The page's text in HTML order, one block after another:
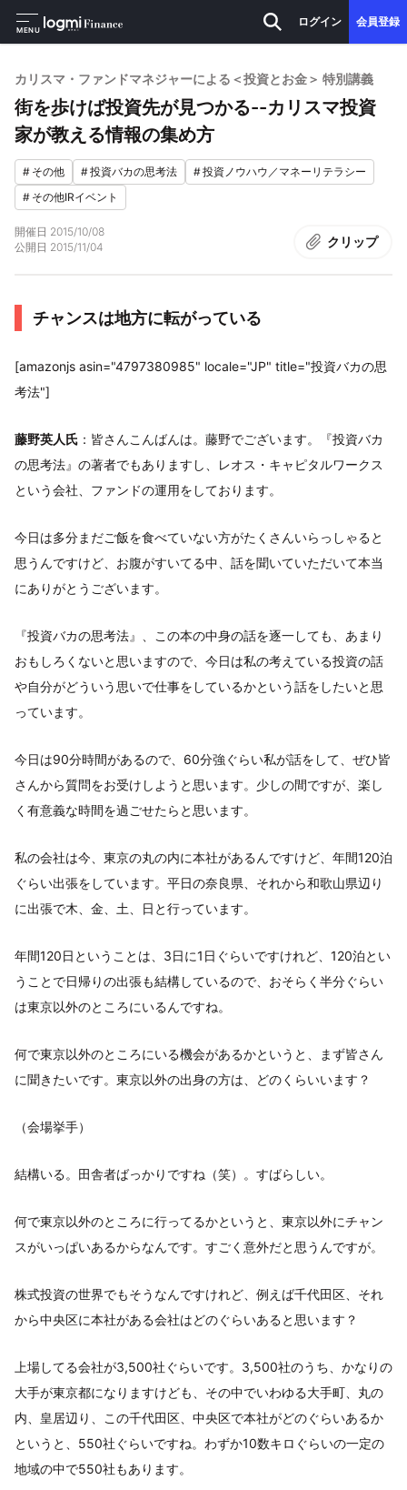
MENU
ログイン 会員登録
カリスマ・ファンドマネジャーによる＜投資とお金＞ 特別講義
街を歩けば投資先が見つかる--カリスマ投資
家が教える情報の集め方
# その他 #投資バカの思考法 #投資ノウハウ／マネーリテラシー
# その他IRイベント
開催日 2015/10/08
公開日 2015/11/04 クリップ
チャンスは地方に転がっている
[amazonjs asin="4797380985" locale="JP" title="投資バカの思
考法"]
藤野英人氏 ：皆さんこんばんは。藤野でございます。『投資バカ
の思考法』の著者でもありますし、レオス・キャピタルワークス
という会社、ファンドの運用をしております。
今日は多分まだご飯を食べていない方がたくさんいらっしゃると
思うんですけど、お腹がすいてる中、話を聞いていただいて本当
にありがとうございます。
『投資バカの思考法』、この本の中身の話を逐一しても、あまり
おもしろくないと思いますので、今日は私の考えている投資の話
や自分がどういう思いで仕事をしているかという話をしたいと思
っています。
今日は90分時間があるので、60分強ぐらい私が話をして、ぜひ皆
さんから質問をお受けしようと思います。少しの間ですが、楽し
く有意義な時間を過ごせたらと思います。
私の会社は今、東京の丸の内に本社があるんですけど、年間120泊
ぐらい出張をしています。平日の奈良県、それから和歌山県辺り
に出張で木、金、土、日と行っています。
年間120日ということは、3日に1日ぐらいですけれど、120泊とい
うことで日帰りの出張も結構しているので、おそらく半分ぐらい
は東京以外のところにいるんですね。
何で東京以外のところにいる機会があるかというと、まず皆さん
に聞きたいです。東京以外の出身の方は、どのくらいいます？
（会場挙手）
結構いる。田舎者ばっかりですね（笑）。すばらしい。
何で東京以外のところに行ってるかというと、東京以外にチャン
スがいっぱいあるからなんです。すごく意外だと思うんですが。
株式投資の世界でもそうなんですけれど、例えば千代田区、それ
から中央区に本社がある会社はどのぐらいあると思います？
上場してる会社が3,500社ぐらいです。3,500社のうち、かなりの
大手が東京都になりますけども、その中でいわゆる大手町、丸の
内、皇居辺り、この千代田区、中央区で本社がどのぐらいあるか
というと、550社ぐらいですね。わずか10数キロぐらいの一定の
地域の中で550社もあります。